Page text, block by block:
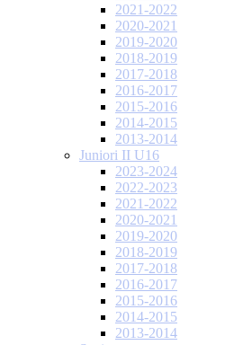
2021-2022
2020-2021
2019-2020
2018-2019
2017-2018
2016-2017
2015-2016
2014-2015
2013-2014
Juniori II U16
2023-2024
2022-2023
2021-2022
2020-2021
2019-2020
2018-2019
2017-2018
2016-2017
2015-2016
2014-2015
2013-2014